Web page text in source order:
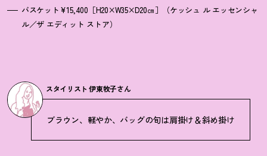
バスケット¥15,400［H20×W35×D20㎝］（ケッシュ ル エッセンシャ
ル／ザ エディット ストア）
スタイリスト 伊東牧子さん
ブラウン、軽やか、バッグの旬は肩掛け＆斜め掛け